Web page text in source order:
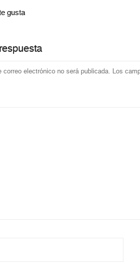
gusta
correo electrónico no será publicada. Los